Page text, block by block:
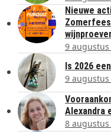
Nieuwe
9 augustus
Is 2026
9 augustus
Alexandra
8 augustus